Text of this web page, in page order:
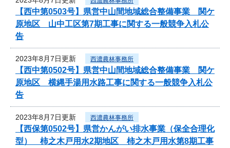
【西中第0503号】県営中山間地域総合整備事業 関ケ
原地区 山中工区第7期工事に関する一般競争入札公
告
2023年8月7日更新 西濃農林事務所
【西中第0502号】県営中山間地域総合整備事業 関ケ
原地区 横縄手湯用水路工事に関する一般競争入札公
告
2023年8月7日更新 西濃農林事務所
【西保第0502号】県営かんがい排水事業（保全合理化
型） 柿之木戸用水2期地区 柿之木戸用水第8期工事